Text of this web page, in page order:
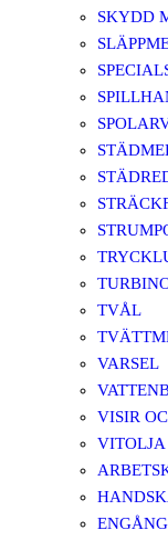
SKYDD
TVÅL
VARSEL
VISIR
VITOLJA